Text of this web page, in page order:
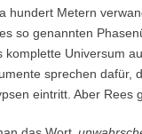
hundert Metern
so genannten
komplette Universum
sprechen dafür,
eintritt. Aber Rees